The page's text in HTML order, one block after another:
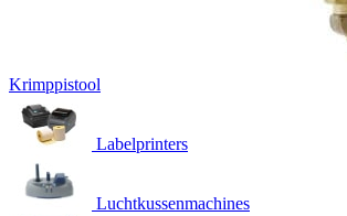
Krimppistool
Labelprinters
Luchtkussenmachines